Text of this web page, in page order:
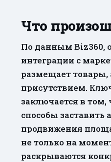
Что
По данным Biz360,
интеграции с
размещает товары,
присутствием.
заключается в том,
способы
продвижения
не только на
раскрываются